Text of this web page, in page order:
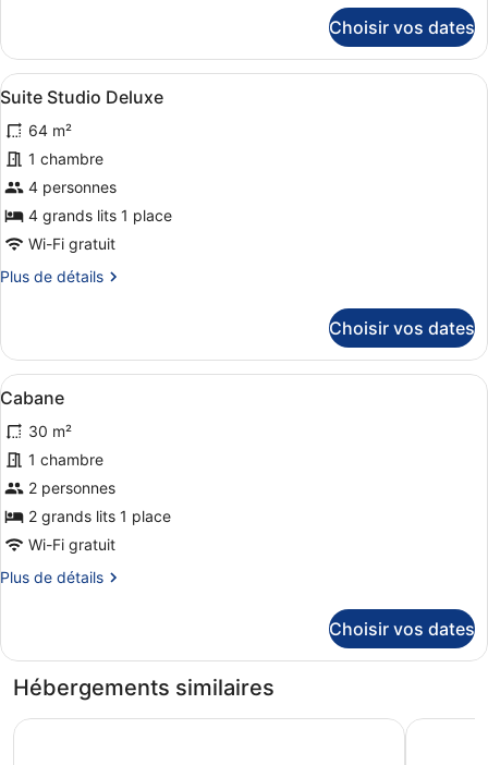
Standard
le
type
de
Suite
Studio
Standard
Choisir vos dates
Afficher
toutes
les
photos
pour
ce
type
chambre :
Deluxe
Une chambre avec deux lits, l’un
7
Suite Studio Deluxe
64 m²
1 chambre
4 personnes
4 grands lits 1 place
Wi-Fi gratuit
Plus de détails
Plus
le
type
de
Suite
Studio
Deluxe
Choisir vos dates
Afficher
toutes
les
photos
pour
ce
type
chambre :
Une chambre à coucher avec un
27
Cabane
30 m²
1 chambre
2 personnes
2 grands lits 1 place
Wi-Fi gratuit
Plus de détails
Plus
le
de
Cabane
Choisir vos dates
Hébergements similaires
Borg El Arab Beach Resort Ghazala